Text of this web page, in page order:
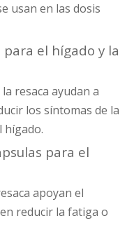
usan en las dosis
para el hígado y la
resaca ayudan a
los síntomas de la
hígado.
para el
apoyan el
reducir la fatiga o